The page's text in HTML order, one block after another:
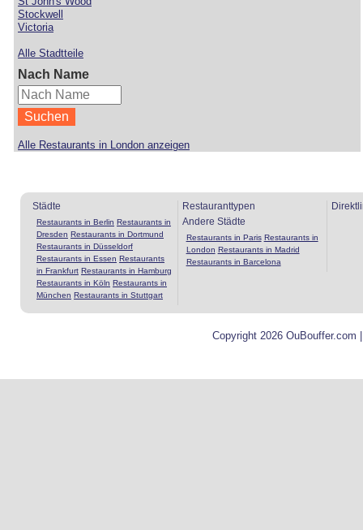
Stockwell
Victoria
Alle Stadtteile
Nach Name
Alle Restaurants in London anzeigen
Städte
Restaurants in Berlin Restaurants in
Dresden Restaurants in Dortmund
Restaurants in Düsseldorf
Restaurants in Essen Restaurants
in Frankfurt Restaurants in Hamburg
Restaurants in Köln Restaurants in
München Restaurants in Stuttgart
Restauranttypen
Andere Städte
Restaurants in Paris Restaurants in
London Restaurants in Madrid
Restaurants in Barcelona
Copyright 2026 OuBouffer.com